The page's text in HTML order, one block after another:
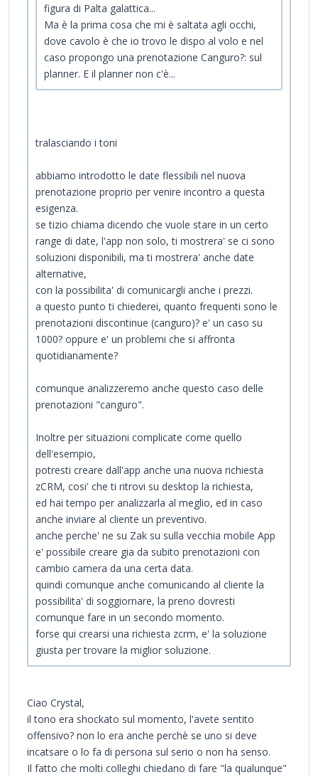
figura di Palta galattica...
Ma è la prima cosa che mi è saltata agli occhi,
dove cavolo è che io trovo le dispo al volo e nel
caso propongo una prenotazione Canguro?: sul
planner. E il planner non c'è...
tralasciando i toni
abbiamo introdotto le date flessibili nel nuova
prenotazione proprio per venire incontro a questa
esigenza.
se tizio chiama dicendo che vuole stare in un certo
range di date, l'app non solo, ti mostrera' se ci sono
soluzioni disponibili, ma ti mostrera' anche date
alternative,
con la possibilita' di comunicargli anche i prezzi.
a questo punto ti chiederei, quanto frequenti sono le
prenotazioni discontinue (canguro)? e' un caso su
1000? oppure e' un problemi che si affronta
quotidianamente?
comunque analizzeremo anche questo caso delle
prenotazioni "canguro".
Inoltre per situazioni complicate come quello
dell'esempio,
potresti creare dall'app anche una nuova richiesta
zCRM, cosi' che ti ritrovi su desktop la richiesta,
ed hai tempo per analizzarla al meglio, ed in caso
anche inviare al cliente un preventivo.
anche perche' ne su Zak su sulla vecchia mobile App
e' possibile creare gia da subito prenotazioni con
cambio camera da una certa data.
quindi comunque anche comunicando al cliente la
possibilita' di soggiornare, la preno dovresti
comunque fare in un secondo momento.
forse qui crearsi una richiesta zcrm, e' la soluzione
giusta per trovare la miglior soluzione.
Ciao Crystal,
il tono era shockato sul momento, l'avete sentito
offensivo? non lo era anche perchè se uno si deve
incatsare o lo fa di persona sul serio o non ha senso.
Il fatto che molti colleghi chiedano di fare "la qualunque"